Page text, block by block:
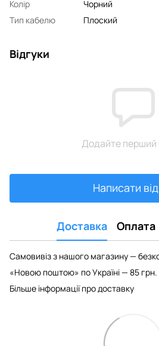
Колір
Чорний
Тип кабелю
Плоский
Відгуки
Додайте перший
Написати
Доставка Оплата
Самовивіз з нашого магазину —
«Новою поштою» по Україні — 85 грн.
Більше інформації про доставку